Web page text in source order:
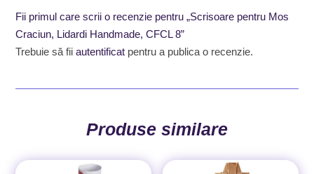
Fii primul care scrii o recenzie pentru „Scrisoare pentru Mos
Craciun, Lidardi Handmade, CFCL 8”
Trebuie să fiiautentificat pentru a publica o recenzie.
Produse similare